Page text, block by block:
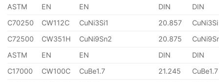
ASTM EN EN DIN
DIN
C70250
CW112C CuNi3Si1 20.857
CuNi3Si
C72500
CW351H CuNi9Sn2 20.875
ASTM
EN EN DIN
DIN
C17000
CW100C CuBe1.7 21.245
CuBe1.7